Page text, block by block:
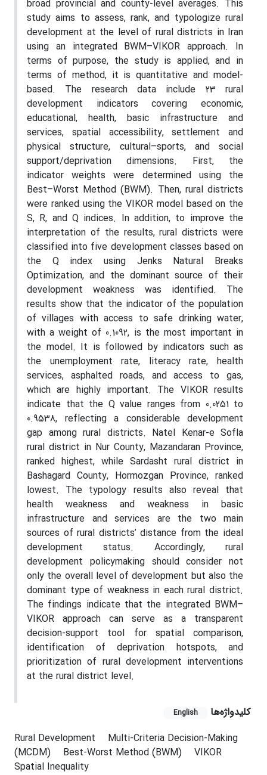
broad provincial and county-level averages. This
study aims to assess, rank, and typologize rural
development at the level of rural districts in Iran
using an integrated BWM–VIKOR approach. In
terms of purpose, the study is applied, and in
terms of method, it is quantitative and model-
based. The research data include 23 rural
development indicators covering economic,
educational, health, basic infrastructure and
services, spatial accessibility, settlement and
physical structure, cultural–sports, and social
support/deprivation dimensions. First, the
indicator weights were determined using the
Best–Worst Method (BWM). Then, rural districts
were ranked using the VIKOR model based on the
S, R, and Q indices. In addition, to improve the
interpretation of the results, rural districts were
classified into five development classes based on
the Q index using Jenks Natural Breaks
Optimization, and the dominant source of their
development weakness was identified. The
results show that the indicator of the population
of villages with access to safe drinking water,
with a weight of 0.1092, is the most important in
the model. It is followed by indicators such as
the unemployment rate, literacy rate, health
services, asphalted roads, and access to gas,
which are highly important. The VIKOR results
indicate that the Q value ranges from 0.0251 to
0.9538, reflecting a considerable development
gap among rural districts. Natel Kenar-e Sofla
rural district in Nur County, Mazandaran Province,
ranked highest, while Sardasht rural district in
Bashagard County, Hormozgan Province, ranked
lowest. The typology results also reveal that
health weakness and weakness in basic
infrastructure and services are the two main
sources of rural districts’ distance from the ideal
development status. Accordingly, rural
development policymaking should consider not
only the overall level of development but also the
dominant type of weakness in each rural district.
The findings indicate that the integrated BWM–
VIKOR approach can serve as a transparent
decision-support tool for spatial comparison,
identification of deprivation hotspots, and
prioritization of rural development interventions
at the rural district level.
کلیدواژه‌ها English
Rural Development
Multi-Criteria Decision-Making
(MCDM)
Best-Worst Method (BWM)
VIKOR
Spatial Inequality